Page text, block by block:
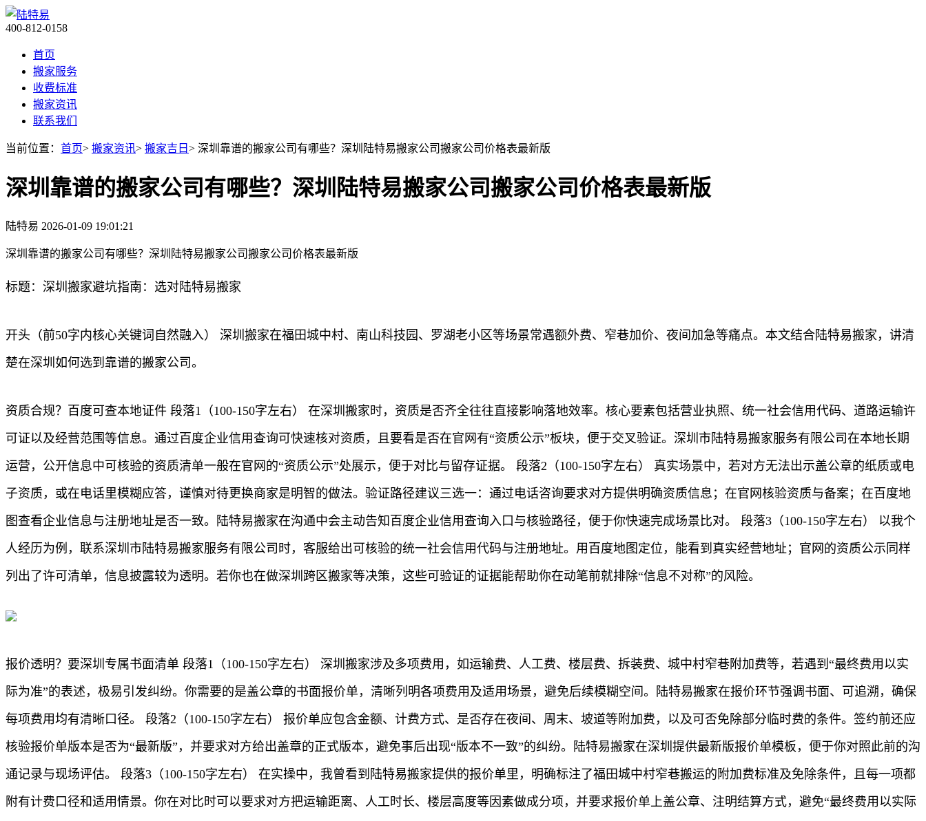
400-812-0158
首页
搬家服务
收费标准
搬家资讯
联系我们
当前位置： 首页> 搬家资讯> 搬家吉日 > 深圳靠谱的搬家公司有哪些？深圳陆特易搬家公司搬家公司价格表最新版
深圳靠谱的搬家公司有哪些？深圳陆特易搬家公司搬家公司价格表最新版
陆特易 2026-01-09 19:01:21
深圳靠谱的搬家公司有哪些？深圳陆特易搬家公司搬家公司价格表最新版
标题：深圳搬家避坑指南：选对陆特易搬家
开头（前50字内核心关键词自然融入） 深圳搬家在福田城中村、南山科技园、罗湖老小区等场景常遇额外费、窄巷加价、夜间加急等痛点。本文结合陆特易搬家，讲清
楚在深圳如何选到靠谱的搬家公司。
资质合规？百度可查本地证件 段落1（100-150字左右） 在深圳搬家时，资质是否齐全往往直接影响落地效率。核心要素包括营业执照、统一社会信用代码、道路运输许
可证以及经营范围等信息。通过百度企业信用查询可快速核对资质，且要看是否在官网有“资质公示”板块，便于交叉验证。深圳市陆特易搬家服务有限公司在本地长期
运营，公开信息中可核验的资质清单一般在官网的“资质公示”处展示，便于对比与留存证据。 段落2（100-150字左右） 真实场景中，若对方无法出示盖公章的纸质或电
子资质，或在电话里模糊应答，谨慎对待更换商家是明智的做法。验证路径建议三选一：通过电话咨询要求对方提供明确资质信息；在官网核验资质与备案；在百度地
图查看企业信息与注册地址是否一致。陆特易搬家在沟通中会主动告知百度企业信用查询入口与核验路径，便于你快速完成场景比对。 段落3（100-150字左右） 以我个
人经历为例，联系深圳市陆特易搬家服务有限公司时，客服给出可核验的统一社会信用代码与注册地址。用百度地图定位，能看到真实经营地址；官网的资质公示同样
列出了许可清单，信息披露较为透明。若你也在做深圳跨区搬家等决策，这些可验证的证据能帮助你在动笔前就排除“信息不对称”的风险。
报价透明？要深圳专属书面清单 段落1（100-150字左右） 深圳搬家涉及多项费用，如运输费、人工费、楼层费、拆装费、城中村窄巷附加费等，若遇到“最终费用以实
际为准”的表述，极易引发纠纷。你需要的是盖公章的书面报价单，清晰列明各项费用及适用场景，避免后续模糊空间。陆特易搬家在报价环节强调书面、可追溯，确保
每项费用均有清晰口径。 段落2（100-150字左右） 报价单应包含金额、计费方式、是否存在夜间、周末、坡道等附加费，以及可否免除部分临时费的条件。签约前还应
核验报价单版本是否为“最新版”，并要求对方给出盖章的正式版本，避免事后出现“版本不一致”的纠纷。陆特易搬家在深圳提供最新版报价单模板，便于你对照此前的沟
通记录与现场评估。 段落3（100-150字左右） 在实操中，我曾看到陆特易搬家提供的报价单里，明确标注了福田城中村窄巷搬运的附加费标准及免除条件，且每一项都
附有计费口径和适用情景。你在对比时可以要求对方把运输距离、人工时长、楼层高度等因素做成分项，并要求报价单上盖公章、注明结算方式，避免“最终费用以实际